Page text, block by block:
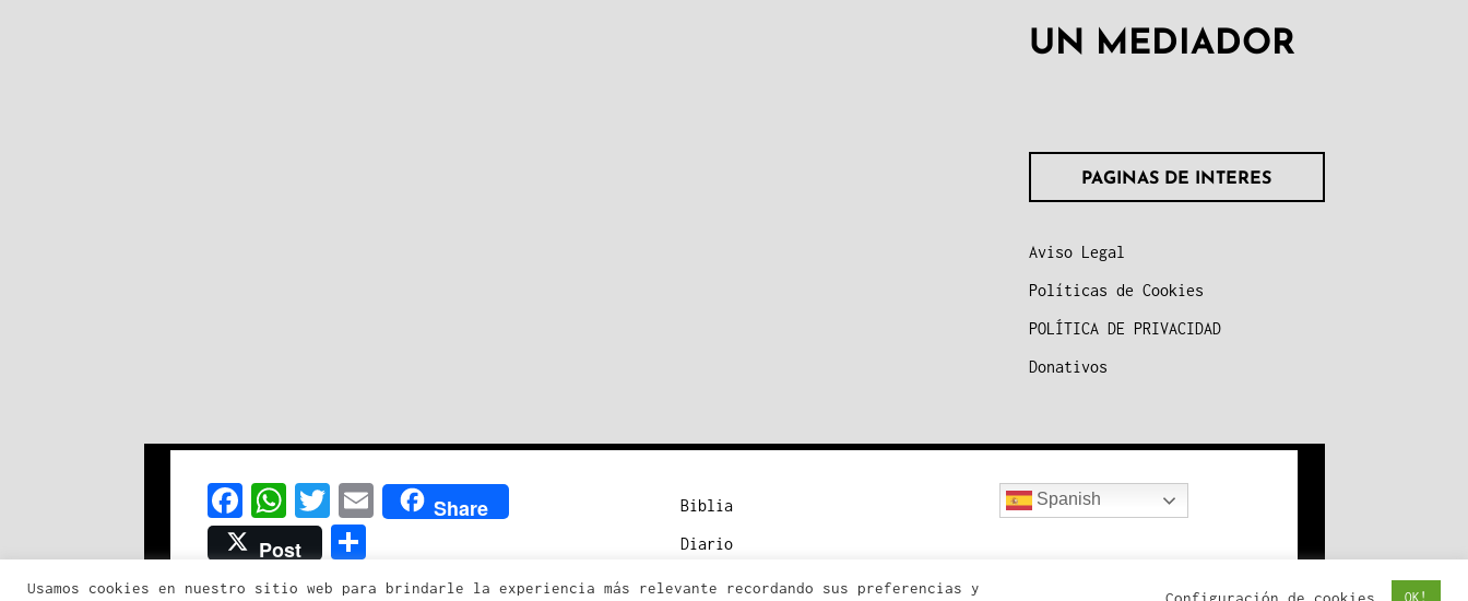
UN MEDIADOR
PAGINAS DE INTERES
Aviso Legal
Políticas de Cookies
POLÍTICA DE PRIVACIDAD
Donativos
Fa
ce
bo
Wh
at
sA
Tw
it
te
Em
Share
Post
mp
Biblia
Diario
Spanish
Usamos cookies en nuestro sitio web para brindarle la experiencia más relevante recordando sus preferencias y
Configuración de cookies OK!